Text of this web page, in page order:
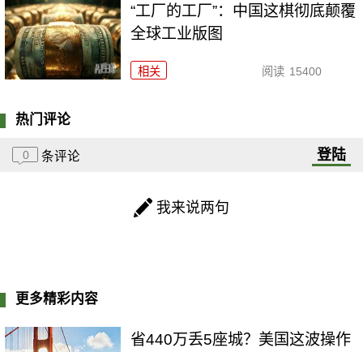
“工厂的工厂”：中国这棋彻底颠覆
全球工业版图
相关 阅读 15400
热门评论
0 条评论 登陆
我来说两句
更多精彩内容
省440万丢5座城？美国这波操作